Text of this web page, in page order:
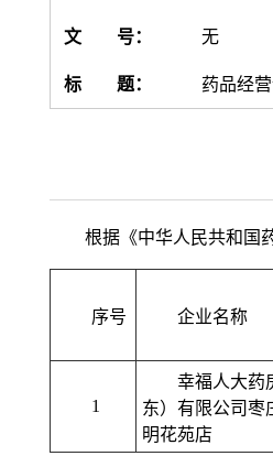
文 号： 无
标 题： 药品经
根据《中华人民共和国
序号 企业名称
1
幸福人大药
东）有限公司枣
明花苑店